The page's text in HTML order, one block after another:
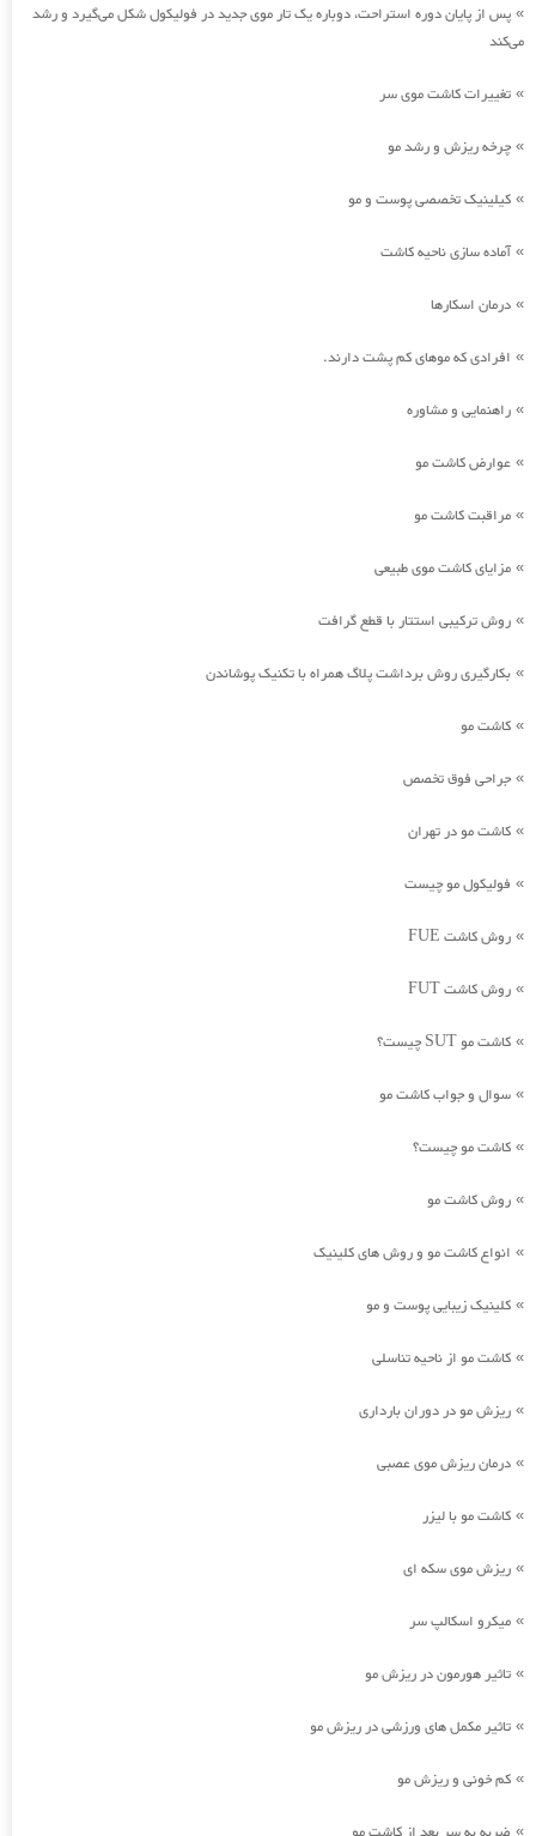
» پس از پایان دوره استراحت، دوباره یک تار موی جدید در فولیکول شکل می‌گیرد و رشد
می‌کند
» تغییرات کاشت موی سر
» چرخه ریزش و رشد مو
» کیلینیک تخصصی پوست و مو
»آماده سازی ناحیه کاشت
» درمان اسکارها
» افرادی که موهای کم پشت دارند.
» راهنمایی و مشاوره
» عوارض کاشت مو
» مراقبت کاشت مو
» مزایای کاشت موی طبیعی
» روش ترکیبی استتار با قطع گرافت
» بکارگیری روش برداشت پلاگ همراه با تکنیک پوشاندن
» کاشت مو
» جراحی فوق تخصص
» کاشت مو در تهران
» فولیکول مو چیست
» روش کاشت FUE
» روش کاشت FUT
» کاشت مو SUT چیست؟
» سوال و جواب کاشت مو
» کاشت مو چیست؟
» روش کاشت مو
» انواع کاشت مو و روش های کلینیک
» کلینیک زیبایی پوست و مو
» کاشت مو از ناحیه تناسلی
» ریزش مو در دوران بارداری
» درمان ریزش موی عصبی
» کاشت مو با لیزر
» ریزش موی سکه ای
» میکرو اسکالپ سر
» تاثیر هورمون در ریزش مو
» تاثیر مکمل های ورزشی در ریزش مو
» کم خونی و ریزش مو
»